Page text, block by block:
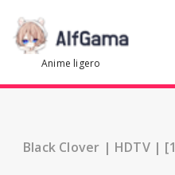
contenido
Anime ligero
Black Clover | HDTV |